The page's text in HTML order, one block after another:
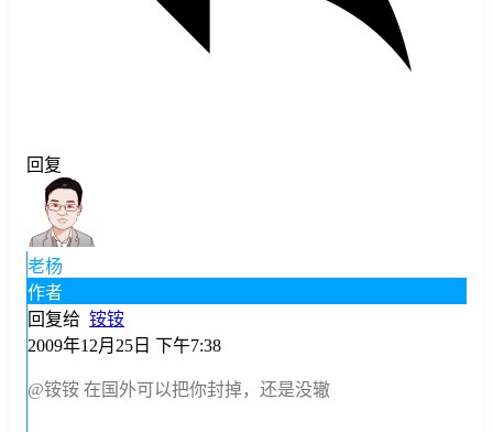
回复
老杨
作者
回复给 铵铵
2009年12月25日 下午7:38
@铵铵 在国外可以把你封掉，还是没辙